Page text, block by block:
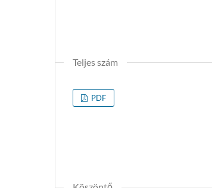
Teljes szám
PDF